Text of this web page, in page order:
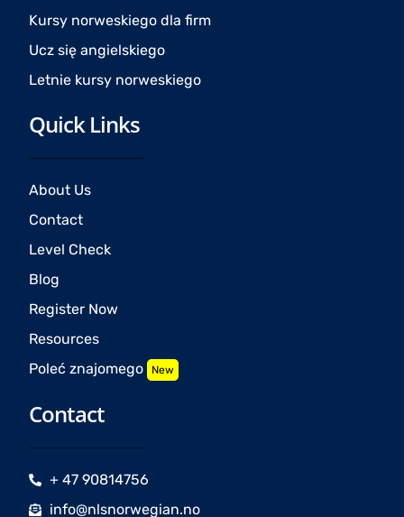
Kursy norweskiego dla firm
Ucz się angielskiego
Letnie kursy norweskiego
Quick Links
About Us
Contact
Level Check
Blog
Register Now
Resources
Poleć znajomego New
Contact
+ 47 90814756
info@nlsnorwegian.no